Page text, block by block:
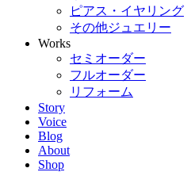
ピアス・イヤリング
その他ジュエリー
Works
セミオーダー
フルオーダー
リフォーム
Story
Voice
Blog
About
Shop